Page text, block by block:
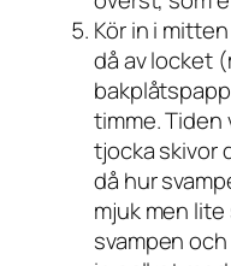
Kör in i
då av locket
timme. Tiden
tjocka skivor
då hur
mjuk men
svampen